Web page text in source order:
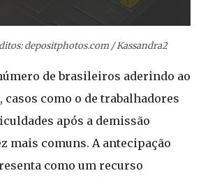
depositphotos.com / Kassandra2
de brasileiros aderindo ao
casos como o de trabalhadores
após a demissão
mais comuns. A antecipação
como um recurso